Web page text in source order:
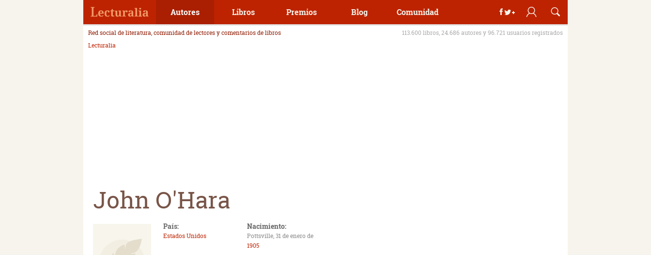
Autores Libros Premios Blog Comunidad
Red social de literatura, comunidad de lectores y comentarios de libros
113.600 libros, 24.686 autores y 96.721 usuarios registrados
Lecturalia
John O'Hara
País:
Estados Unidos
Nacimiento:
Pottsville, 31 de enero de
1905